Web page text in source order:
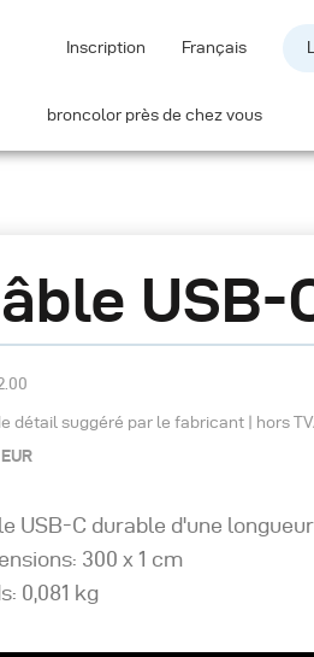
Inscription Français
broncolor près de chez vous
USB-
détail suggéré par le fabricant | hors
USB-C durable d'une
300 x 1 cm
0,081 kg